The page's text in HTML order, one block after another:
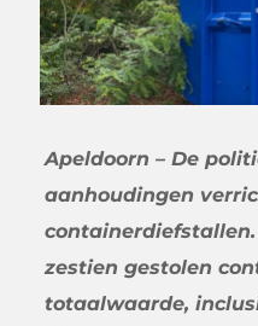
Apeldoorn – De
aanhoudingen
zestien gestolen
totaalwaarde,